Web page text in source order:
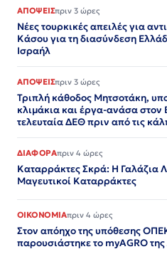
ΑΠΟΨΕΙΣπριν 3 ώρες
Νέες τουρκικές απειλές για
Κάσου για τη διασύνδεση
Ισραήλ
ΑΠΟΨΕΙΣπριν 3 ώρες
Τριπλή κάθοδος Μητσοτάκη,
κλιμάκια και έργα-ανάσα στον
τελευταία ΔΕΘ πριν από τις
ΔΙΑΦΟΡΑπριν 4 ώρες
Καταρράκτες Σκρά: Η Γαλάζια
Μαγευτικοί Καταρράκτες
ΟΙΚΟΝΟΜΙΑπριν 4 ώρες
Στον απόηχο της υπόθεσης
παρουσιάστηκε το myAGRO